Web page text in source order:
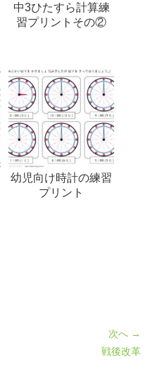
中3ひたすら計算練
習プリントその②
幼児向け時計の練習
プリント
次へ →
戦後改革